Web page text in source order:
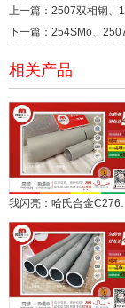
上一篇：2507双相钢
下一篇：254SMo、
相关产品
我闪亮：哈